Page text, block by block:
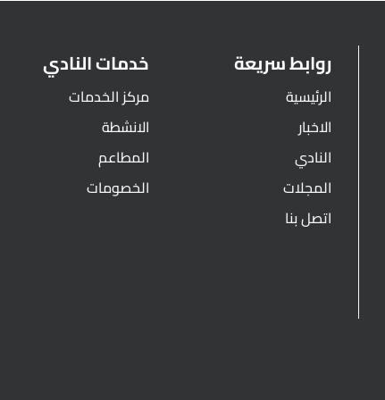
روابط سريعة
الرئيسية
الاخبار
النادي
المجلات
اتصل بنا
خدمات النادي
مركز الخدمات
الانشطة
المطاعم
الخصومات